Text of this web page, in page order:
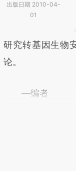
出版日期 2010-04-
01
研究转基因生物
论。
—编者